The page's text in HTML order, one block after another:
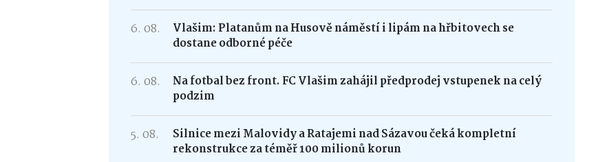
6. 08.
Vlašim: Platanům na Husově náměstí i lipám na hřbitovech se
dostane odborné péče
6. 08.
Na fotbal bez front. FC Vlašim zahájil předprodej vstupenek na celý
podzim
5. 08.
Silnice mezi Malovidy a Ratajemi nad Sázavou čeká kompletní
rekonstrukce za téměř 100 milionů korun